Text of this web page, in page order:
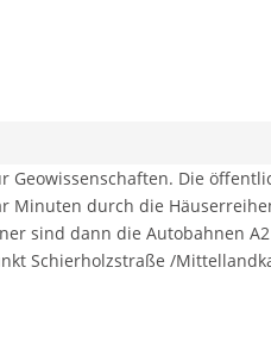
Geowissenschaften. Die
Minuten durch die
sind dann die Autobahnen
Schierholzstraße /